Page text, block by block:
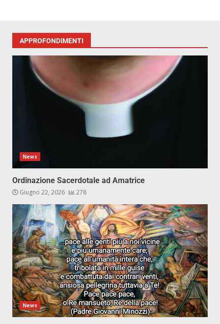
APPROFONDIMENTI
News
Ordinazione Sacerdotale ad Amatrice
Giugno 22, 2026 278
News